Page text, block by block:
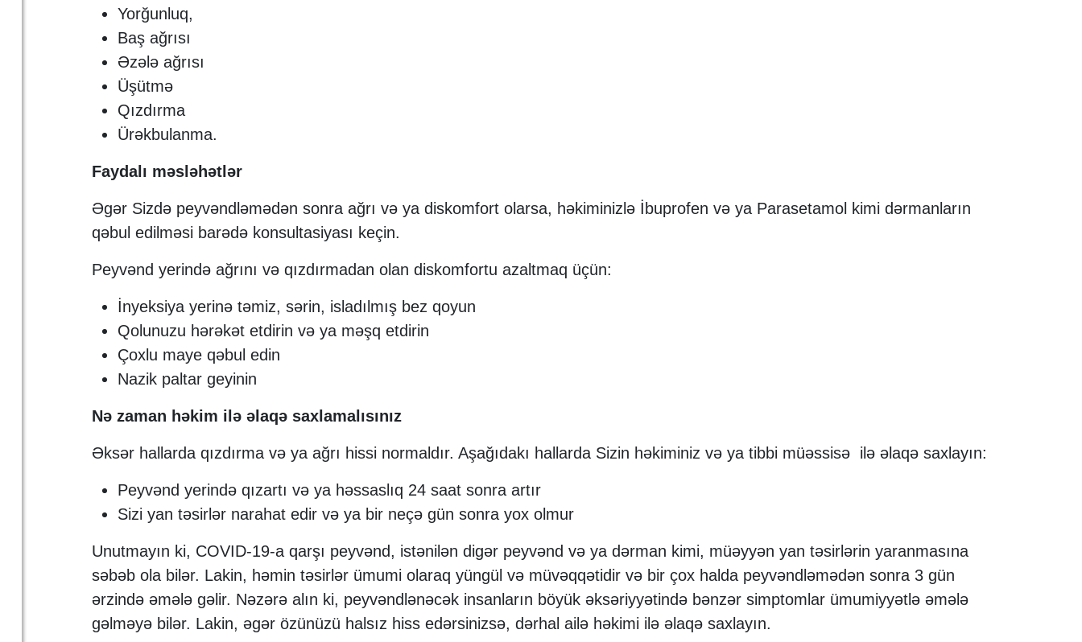
Yorğunluq,
Baş ağrısı
Əzələ ağrısı
Üşütmə
Qızdırma
Ürəkbulanma.
Faydalı məsləhətlər
Əgər Sizdə peyvəndləmədən sonra ağrı və ya diskomfort olarsa, həkiminizlə İbuprofen və ya Parasetamol kimi dərmanların
qəbul edilməsi barədə konsultasiyası keçin.
Peyvənd yerində ağrını və qızdırmadan olan diskomfortu azaltmaq üçün:
İnyeksiya yerinə təmiz, sərin, isladılmış bez qoyun
Qolunuzu hərəkət etdirin və ya məşq etdirin
Çoxlu maye qəbul edin
Nazik paltar geyinin
Nə zaman həkim ilə əlaqə saxlamalısınız
Əksər hallarda qızdırma və ya ağrı hissi normaldır. Aşağıdakı hallarda Sizin həkiminiz və ya tibbi müəssisə ilə əlaqə saxlayın:
Peyvənd yerində qızartı və ya həssaslıq 24 saat sonra artır
Sizi yan təsirlər narahat edir və ya bir neçə gün sonra yox olmur
Unutmayın ki, COVID-19-a qarşı peyvənd, istənilən digər peyvənd və ya dərman kimi, müəyyən yan təsirlərin yaranmasına
səbəb ola bilər. Lakin, həmin təsirlər ümumi olaraq yüngül və müvəqqətidir və bir çox halda peyvəndləmədən sonra 3 gün
ərzində əmələ gəlir. Nəzərə alın ki, peyvəndlənəcək insanların böyük əksəriyyətində bənzər simptomlar ümumiyyətlə əmələ
gəlməyə bilər. Lakin, əgər özünüzü halsız hiss edərsinizsə, dərhal ailə həkimi ilə əlaqə saxlayın.